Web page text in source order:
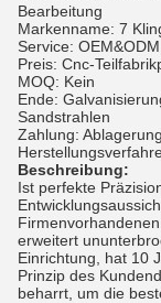
Bearbeitung
Markenname: 7
Service:
Preis: Cnc-
MOQ: Kein
Ende:
Sandstrahlen
Zahlung:
Beschreibung:
Ist perfekte
erweitert
Einrichtung, hat 10
Prinzip des
beharrt, um die